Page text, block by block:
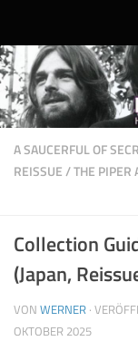
A SAUCERFUL OF
REISSUE/THE PIPER
Collection
(Japan,
VON WERNER ·
OKTOBER 2025